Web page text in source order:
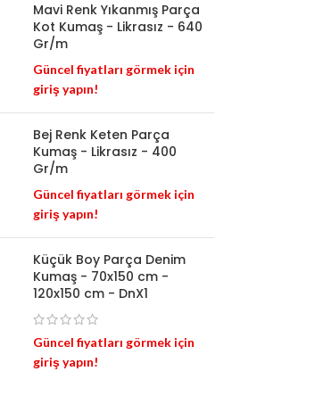
Mavi Renk Yıkanmış Parça
Kot Kumaş - Likrasız - 640
Gr/m
Güncel fiyatları görmek için
giriş yapın!
Bej Renk Keten Parça
Kumaş - Likrasız - 400
Gr/m
Güncel fiyatları görmek için
giriş yapın!
Küçük Boy Parça Denim
Kumaş - 70x150 cm -
120x150 cm - DnX1
Güncel fiyatları görmek için
giriş yapın!